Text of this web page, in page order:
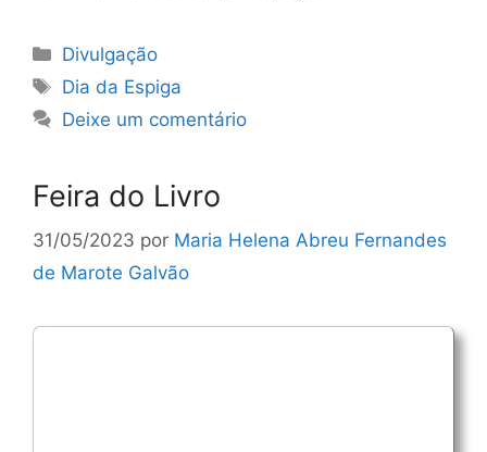
Categorias
Divulgação
Etiquetas
Dia da Espiga
Deixe um comentário
Feira do Livro
31/05/2023 por Maria Helena Abreu Fernandes
de Marote Galvão